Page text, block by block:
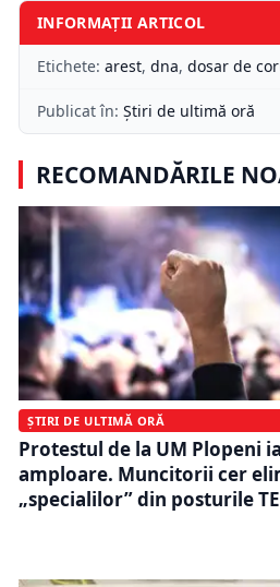
INFORMAȚII ARTICOL
Etichete: arest, dna, dosar de
Publicat în: Știri de ultimă oră
RECOMANDĂRILE
ȘTIRI DE ULTIMĂ ORĂ
Protestul de la UM Plopeni ia
amploare. Muncitorii cer
„specialilor” din posturile